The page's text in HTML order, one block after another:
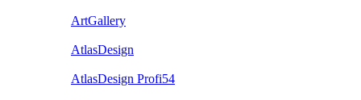
ArtGallery
AtlasDesign
AtlasDesign Profi54